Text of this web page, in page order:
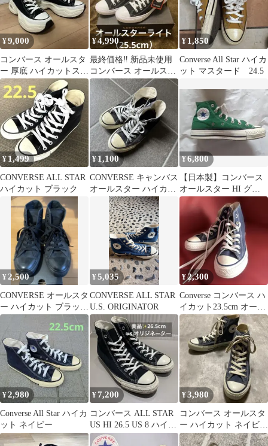
¥9,000
コンバース オールスタ
ー 厚底 ハイカットスニ
ーカー ブラック 25㎝
¥4,990
最終価格‼️ 新品未使用
コンバース オールスタ
ー ライト 25.5cm 黒 白
¥ 1,850
Converse All Star ハイカ
ット マスタード 24.5
¥1,499
CONVERSE ALL STAR
ハイカット ブラック
¥1,100
CONVERSE キャンバス
オールスター ハイカッ
ト ブラック 23cm
¥6,800
​【日本製】コンバース
オールスター HI グリ
ーン（23.5cm）
¥ 2,500
CONVERSE オールスタ
ー ハイカット ブラック
スニーカー コンバース
¥5,035
CONVERSE ALL STAR
U.S. ORIGINATOR
¥2,300
Converse コンバース ハ
イカット23.5cm オール
スター
¥2,980
Converse All Star ハイカ
ット ネイビー
¥ 7,200
コンバース ALL STAR
US HI 26.5 US 8 ハイカ
ット
¥3,980
コンバース オールスタ
ー ハイカット ネイビー
22.5cm キャンバス